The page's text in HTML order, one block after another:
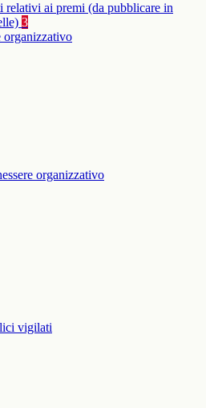
relativi ai premi (da pubblicare in
3
organizzativo
organizzativo
vigilati